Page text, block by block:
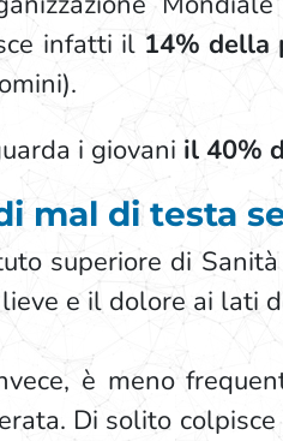
infatti il 14% della
i giovani il 40%
mal di testa
superiore di Sanità
e il dolore ai lati
è meno
Di solito